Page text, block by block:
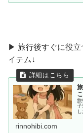
▶ 旅行後すぐに役立
イテム↓
旅
子
rinnohibi.com